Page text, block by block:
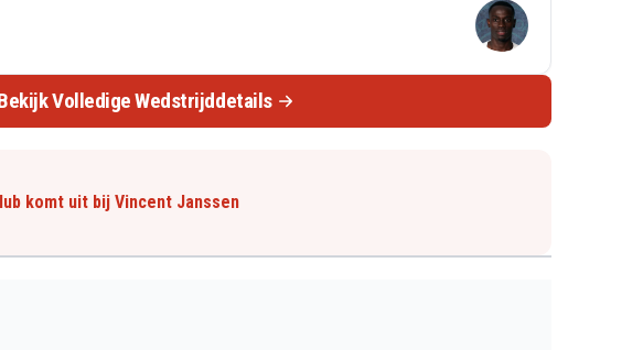
Volledige Wedstrijddetails
komt uit bij Vincent Janssen